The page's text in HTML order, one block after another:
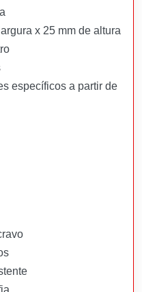
x 25 mm de altura
específicos a partir de